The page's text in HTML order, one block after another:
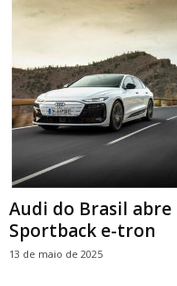
Audi do Brasil
Sportback e-tron
13 de maio de 2025